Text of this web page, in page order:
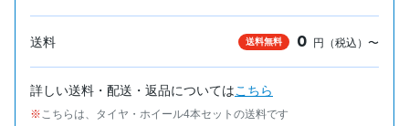
送料 送料無料 0 円（税込）〜
詳しい送料・配送・返品についてはこちら
こちらは、タイヤ・ホイール4本セットの送料です